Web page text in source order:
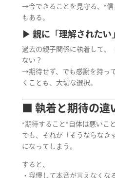
→今できることを見守る、“
もある。
▶︎ 親に「理解されたい
過去の親子関係に執着して、
ない？
→期待せず、でも感謝を持っ
くことも、大切な選択。
■ 執着と期待の違
“期待すること”自体は悪いこ
でも、それが「そうならなき
になってしまう。
すると、
・我慢して本音が言えなくな